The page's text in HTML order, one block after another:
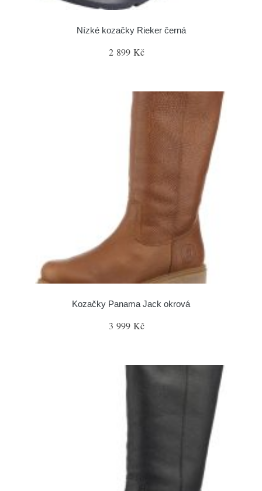
Nízké kozačky Rieker černá
2 899 Kč
Kozačky Panama Jack okrová
3 999 Kč